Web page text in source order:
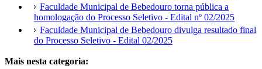
Faculdade Municipal de Bebedouro torna pública a
homologação do Processo Seletivo - Edital nº 02/2025
Faculdade Municipal de Bebedouro divulga resultado final
do Processo Seletivo - Edital 02/2025
Mais nesta categoria: